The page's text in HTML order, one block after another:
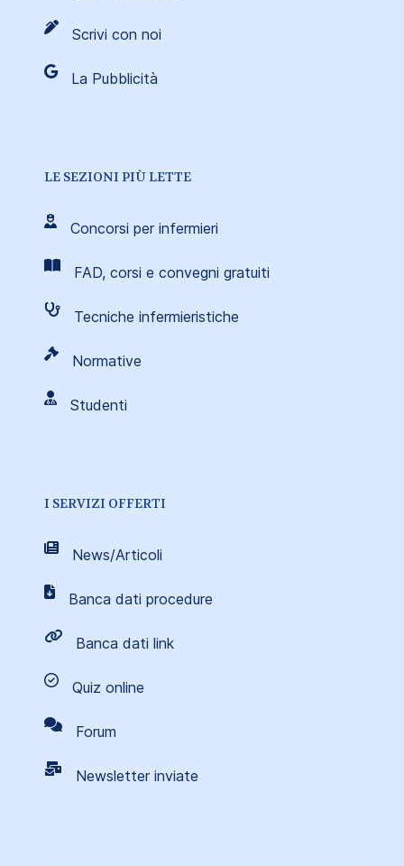
Scrivi con noi
La Pubblicità
LE SEZIONI PIÙ LETTE
Concorsi per infermieri
FAD, corsi e convegni gratuiti
Tecniche infermieristiche
Normative
Studenti
I SERVIZI OFFERTI
News/Articoli
Banca dati procedure
Banca dati link
Quiz online
Forum
Newsletter inviate